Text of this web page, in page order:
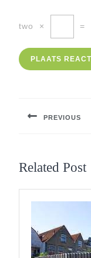
two × =
PREVIOUS
Related Post